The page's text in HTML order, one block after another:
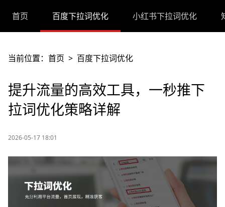
首页 百度下拉词优化 小红书下拉词优化
当前位置： 首页 > 百度下拉词优化
提升流量的高效工具，一秒推下
拉词优化策略详解
2026-05-17 18:01